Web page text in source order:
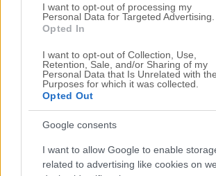
I want to opt-out of processing my
Personal Data for Targeted Advertising.
Opted In
I want to opt-out of Collection, Use,
Retention, Sale, and/or Sharing of my
Personal Data that Is Unrelated with the
Purposes for which it was collected.
Opted Out
Google consents
I want to allow Google to enable
related to advertising like cookies on
ΔΙΕΘΝΗ
Σαλάχ: Το απίθανο μπόνους των
Τραμπζονσπόρ για… χαρτί υγείας!